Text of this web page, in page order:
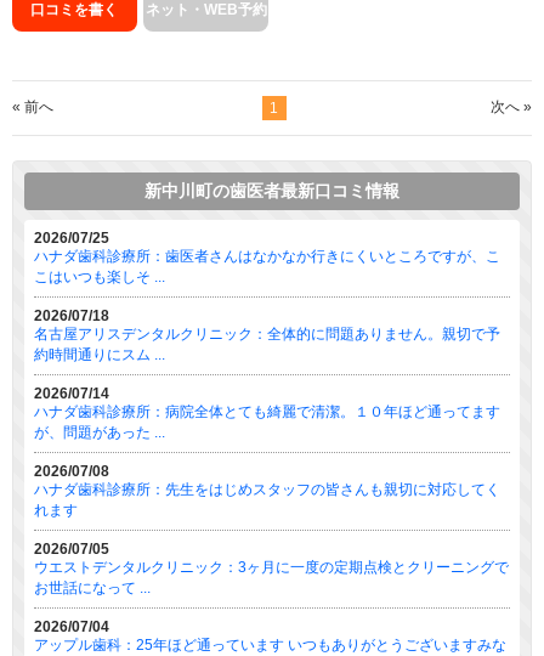
口コミを書く ネット・WEB予約
« 前へ 1 次へ »
新中川町の歯医者最新口コミ情報
2026/07/25
ハナダ歯科診療所：歯医者さんはなかなか行きにくいところですが、こ
こはいつも楽しそ ...
2026/07/18
名古屋アリスデンタルクリニック：全体的に問題ありません。親切で予
約時間通りにスム ...
2026/07/14
ハナダ歯科診療所：病院全体とても綺麗で清潔。１０年ほど通ってます
が、問題があった ...
2026/07/08
ハナダ歯科診療所：先生をはじめスタッフの皆さんも親切に対応してく
れます
2026/07/05
ウエストデンタルクリニック：3ヶ月に一度の定期点検とクリーニングで
お世話になって ...
2026/07/04
アップル歯科：25年ほど通っています いつもありがとうございますみな